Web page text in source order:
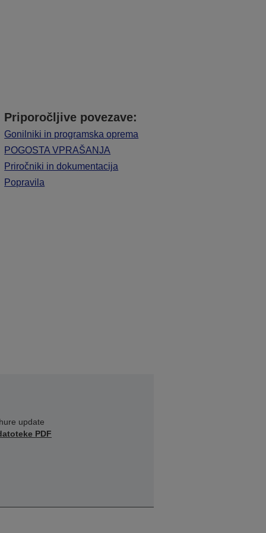
Priporočljive povezave:
Gonilniki in programska oprema
POGOSTA VPRAŠANJA
Priročniki in dokumentacija
Popravila
update
PDF